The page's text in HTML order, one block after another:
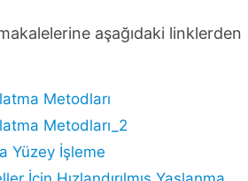
aşağıdaki linklerden
Metodları
Metodları_2
Yüzey İşleme